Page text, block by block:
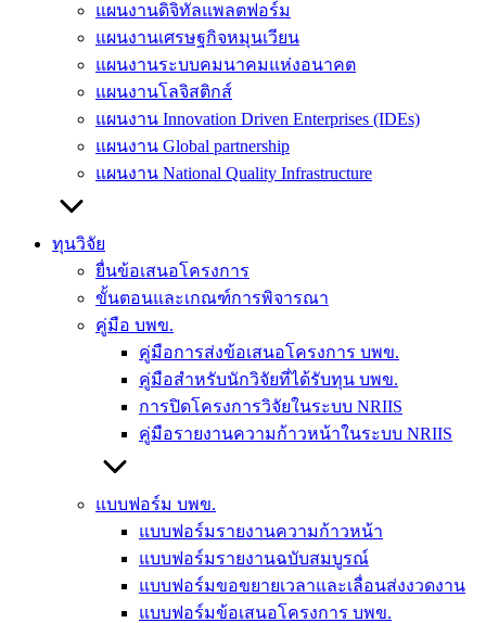
แผนงานดิจิทัลแพลตฟอร์ม
แผนงานเศรษฐกิจหมุนเวียน
แผนงานระบบคมนาคมแห่งอนาคต
แผนงานโลจิสติกส์
แผนงาน Innovation Driven Enterprises (IDEs)
แผนงาน Global partnership
แผนงาน National Quality Infrastructure
ทุนวิจัย
ยื่นข้อเสนอโครงการ
ขั้นตอนและเกณฑ์การพิจารณา
คู่มือ บพข.
คู่มือการส่งข้อเสนอโครงการ บพข.
คู่มือสำหรับนักวิจัยที่ได้รับทุน บพข.
การปิดโครงการวิจัยในระบบ NRIIS
คู่มือรายงานความก้าวหน้าในระบบ NRIIS
แบบฟอร์ม บพข.
แบบฟอร์มรายงานความก้าวหน้า
แบบฟอร์มรายงานฉบับสมบูรณ์
แบบฟอร์มขอขยายเวลาและเลื่อนส่งงวดงาน
แบบฟอร์มข้อเสนอโครงการ บพข.